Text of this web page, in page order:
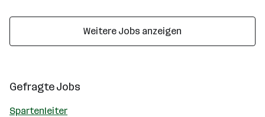
Weitere Jobs anzeigen
Gefragte Jobs
Spartenleiter